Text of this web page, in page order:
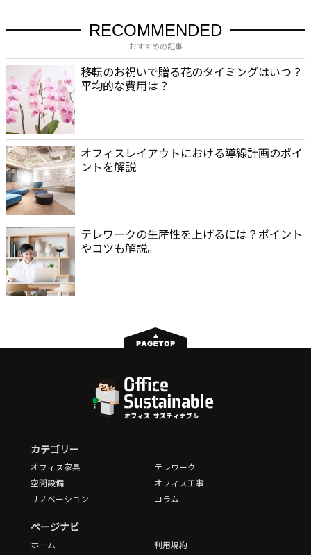
RECOMMENDED
おすすめの記事
移転のお祝いで贈る花のタイミングはいつ？
平均的な費用は？
オフィスレイアウトにおける導線計画のポイ
ントを解説
テレワークの生産性を上げるには？ポイント
やコツも解説。
カテゴリー
オフィス家具
テレワーク
空間設備
オフィス工事
リノベーション
コラム
ページナビ
ホーム
利用規約